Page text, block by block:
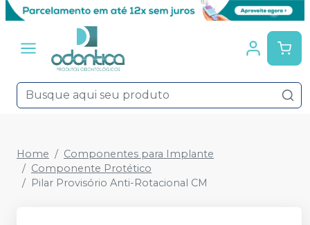
Home
Componentes para Implante
Componente Protético
Pilar Provisório Anti-Rotacional CM